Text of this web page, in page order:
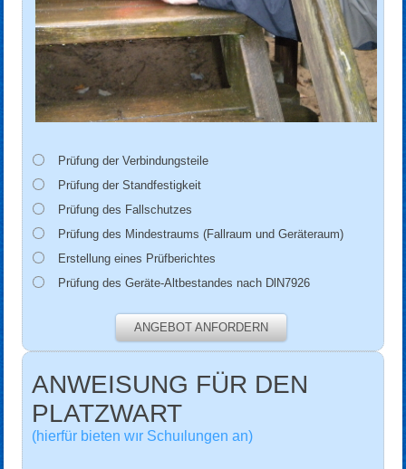
Prüfung der Verbindungsteile
Prüfung der Standfestigkeit
Prüfung des Fallschutzes
Prüfung des Mindestraums (Fallraum und Geräteraum)
Erstellung eines Prüfberichtes
Prüfung des Geräte-Altbestandes nach DlN7926
ANGEBOT ANFORDERN
ANWEISUNG FÜR DEN
PLATZWART
(hierfür bieten wır Schuılungen an)